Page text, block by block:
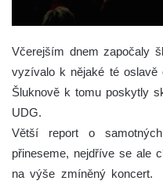
Včerejším dnem započaly
vyzívalo k nějaké té oslavě
Šluknově k tomu poskytly
UDG.
Větší report o
přineseme, nejdříve se ale
na výše zmíněný koncert.